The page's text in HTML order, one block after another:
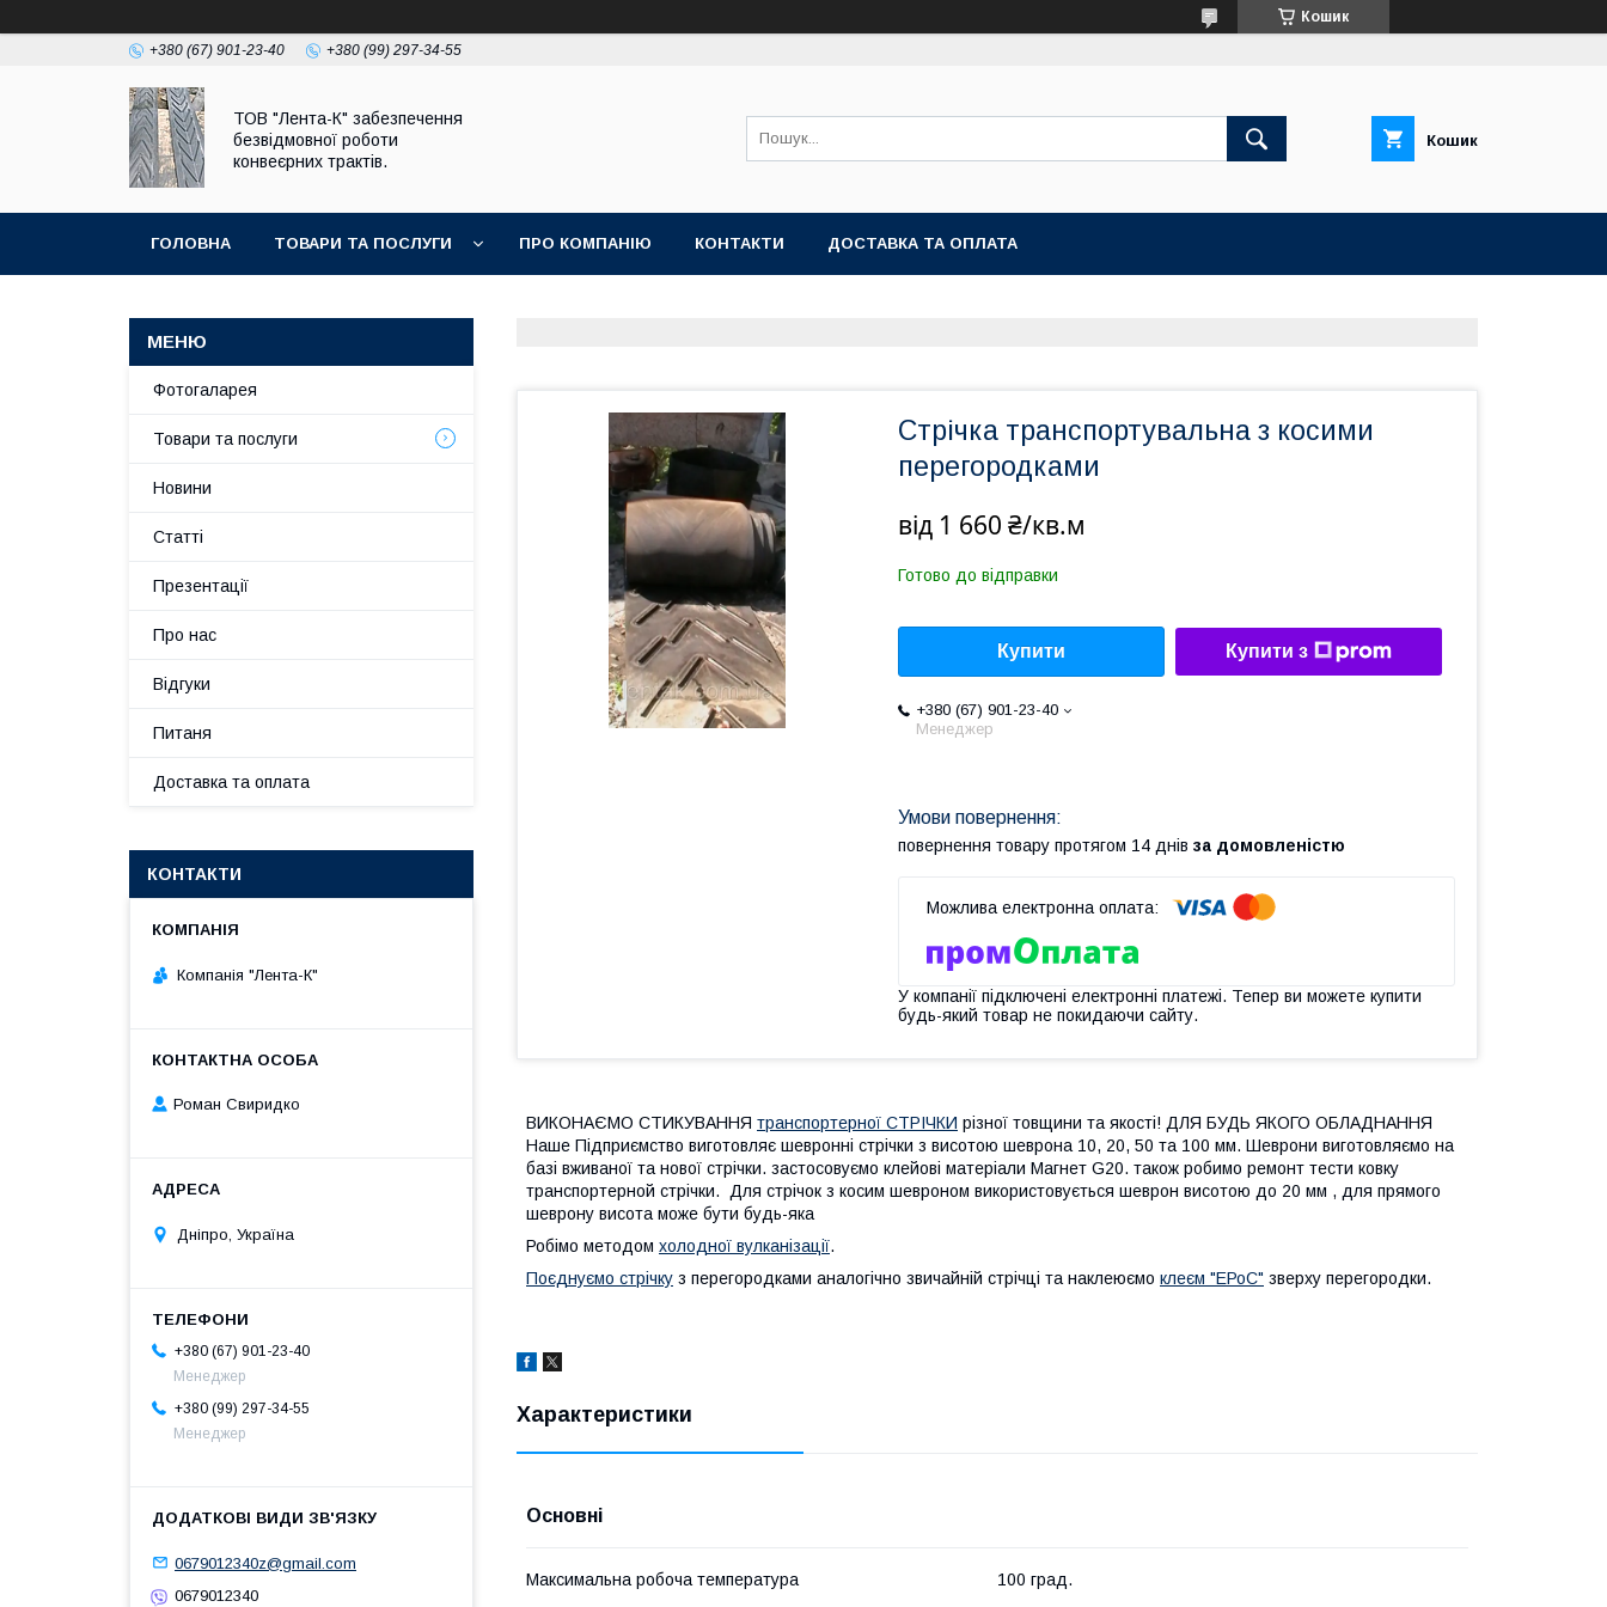
Кошик
+380 (67) 901-23-40 +380 (99) 297-34-55
ТОВ "Лента-К" забезпечення
безвідмовної роботи
конвеєрних трактів.
Кошик
ГОЛОВНА ТОВАРИ ТА ПОСЛУГИ ПРО КОМПАНІЮ КОНТАКТИ ДОСТАВКА ТА ОПЛАТА
Стрічка транспортувальна з косими
перегородками
від 1 660 ₴/кв.м
Готово до відправки
Купити Купити з
+380 (67) 901-23-40
Менеджер
повернення товару протягом 14 днів за домовленістю
У компанії підключені електронні платежі. Тепер ви можете купити
будь-який товар не покидаючи сайту.
ВИКОНАЄМО СТИКУВАННЯ транспортерної СТРІЧКИ різної товщини та якості! ДЛЯ БУДЬ ЯКОГО ОБЛАДНАННЯ
Наше Підприємство виготовляє шевронні стрічки з висотою шеврона 10, 20, 50 та 100 мм. Шеврони виготовляємо на
базі вживаної та нової стрічки. застосовуємо клейові матеріали Магнет G20. також робимо ремонт тести ковку
транспортерной стрічки. Для стрічок з косим шевроном використовується шеврон висотою до 20 мм , для прямого
шеврону висота може бути будь-яка
Робімо методом холодної вулканізації.
Поєднуємо стрічку з перегородками аналогічно звичайній стрічці та наклеюємо клеєм "ЕРоС" зверху перегородки.
Характеристики
Основні
Максимальна робоча температура 100 град.
Фотогаларея
Товари та послуги
Новини
Статті
Презентації
Про нас
Відгуки
Питаня
Доставка та оплата
КОНТАКТИ
Компанія "Лента-К"
Роман Свиридко
Дніпро, Україна
+380 (67) 901-23-40
Менеджер
+380 (99) 297-34-55
Менеджер
0679012340z@gmail.com
0679012340